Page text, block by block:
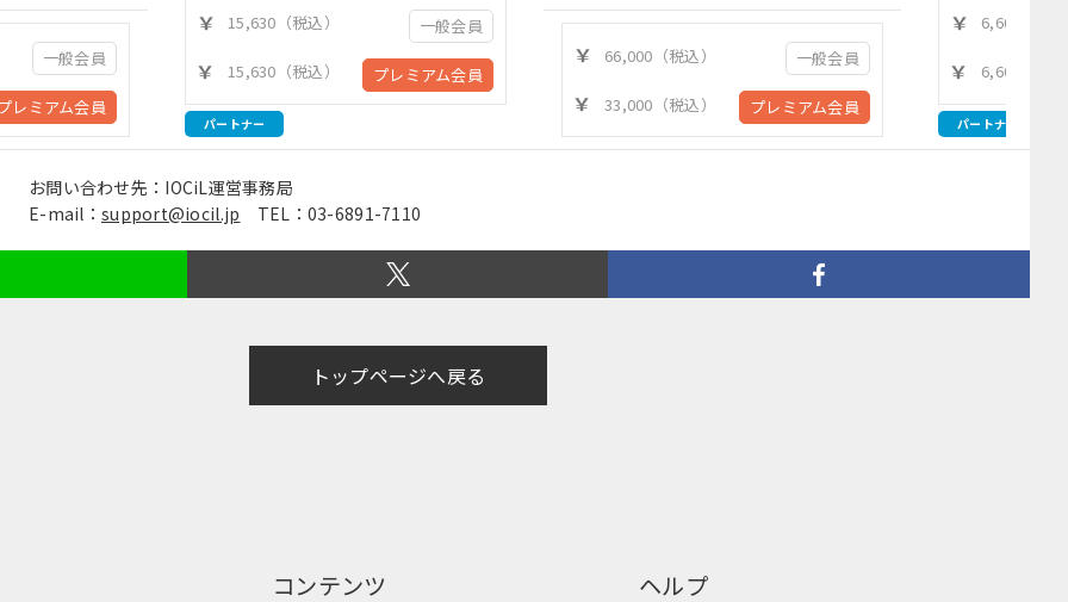
一般会員
レミアム会員
15,630（税込） 一般会員
15,630（税込） プレミアム会員
パートナー
解決策～
66,000（税込） 一般会員
33,000（税込） プレミアム会員
6,600（税
6,600（税
パートナー
お問い合わせ先：IOCiL運営事務局
E-mail： support@iocil.jp TEL：03-6891-7110
トップページへ戻る
コンテンツ ヘルプ